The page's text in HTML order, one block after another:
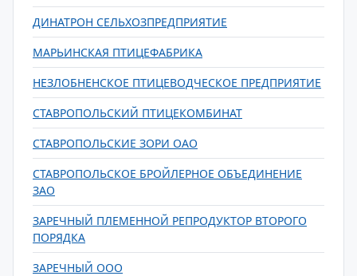
ДИНАТРОН СЕЛЬХОЗПРЕДПРИЯТИЕ
МАРЬИНСКАЯ ПТИЦЕФАБРИКА
НЕЗЛОБНЕНСКОЕ ПТИЦЕВОДЧЕСКОЕ ПРЕДПРИЯТИЕ
СТАВРОПОЛЬСКИЙ ПТИЦЕКОМБИНАТ
СТАВРОПОЛЬСКИЕ ЗОРИ ОАО
СТАВРОПОЛЬСКОЕ БРОЙЛЕРНОЕ ОБЪЕДИНЕНИЕ
ЗАО
ЗАРЕЧНЫЙ ПЛЕМЕННОЙ РЕПРОДУКТОР ВТОРОГО
ПОРЯДКА
ЗАРЕЧНЫЙ ООО